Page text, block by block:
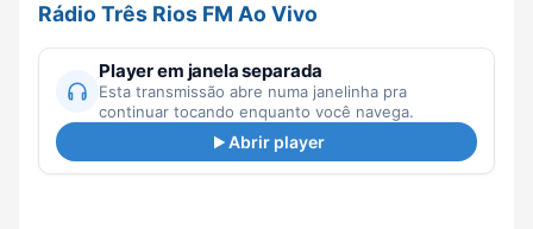
Rádio Três Rios FM Ao Vivo
Player em janela separada
Esta transmissão abre numa janelinha pra
continuar tocando enquanto você navega.
Abrir player